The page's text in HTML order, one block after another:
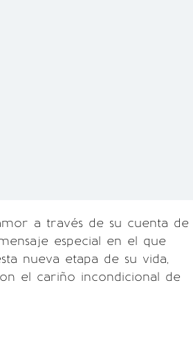
a través de su cuenta de
especial en el que
nueva etapa de su vida,
el cariño incondicional de